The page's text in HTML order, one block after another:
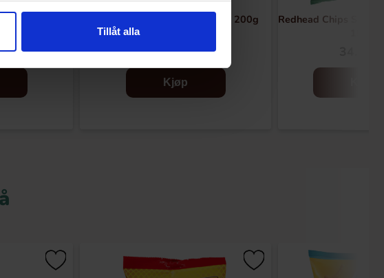
Tillåt alla
The Devil Chips Mala Flavour 200g
59.90 kr
Kjøp
Redhead Chips